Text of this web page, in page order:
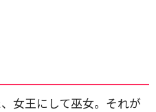
女王にして巫女。それが